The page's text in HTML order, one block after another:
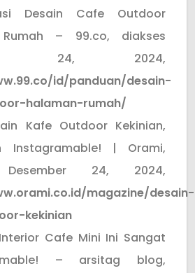
Desain Cafe Outdoor
– 99.co, diakses
24, 2024,
id/panduan/desain-
halaman-rumah/
Kafe Outdoor Kekinian,
Instagramable! | Orami,
Desember 24, 2024,
magazine/desain-
kekinian
Cafe Mini Ini Sangat
– arsitag blog,